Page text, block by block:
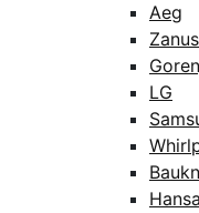
Aeg
LG
Hansa